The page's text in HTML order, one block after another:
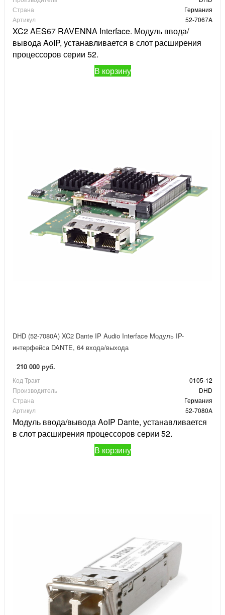
Страна
Германия
Артикул
52-7067A
XC2 AES67 RAVENNA Interface. Модуль ввода/
вывода AoIP, устанавливается в слот расширения
процессоров серии 52.
В корзину
DHD (52-7080A) XC2 Dante IP Audio Interface Модуль IP-
интерфейса DANTE, 64 входа/выхода
210 000 руб.
Код Тракт
0105-12
Производитель
DHD
Страна
Германия
Артикул
52-7080A
Модуль ввода/вывода AoIP Dante, устанавливается
в слот расширения процессоров серии 52.
В корзину